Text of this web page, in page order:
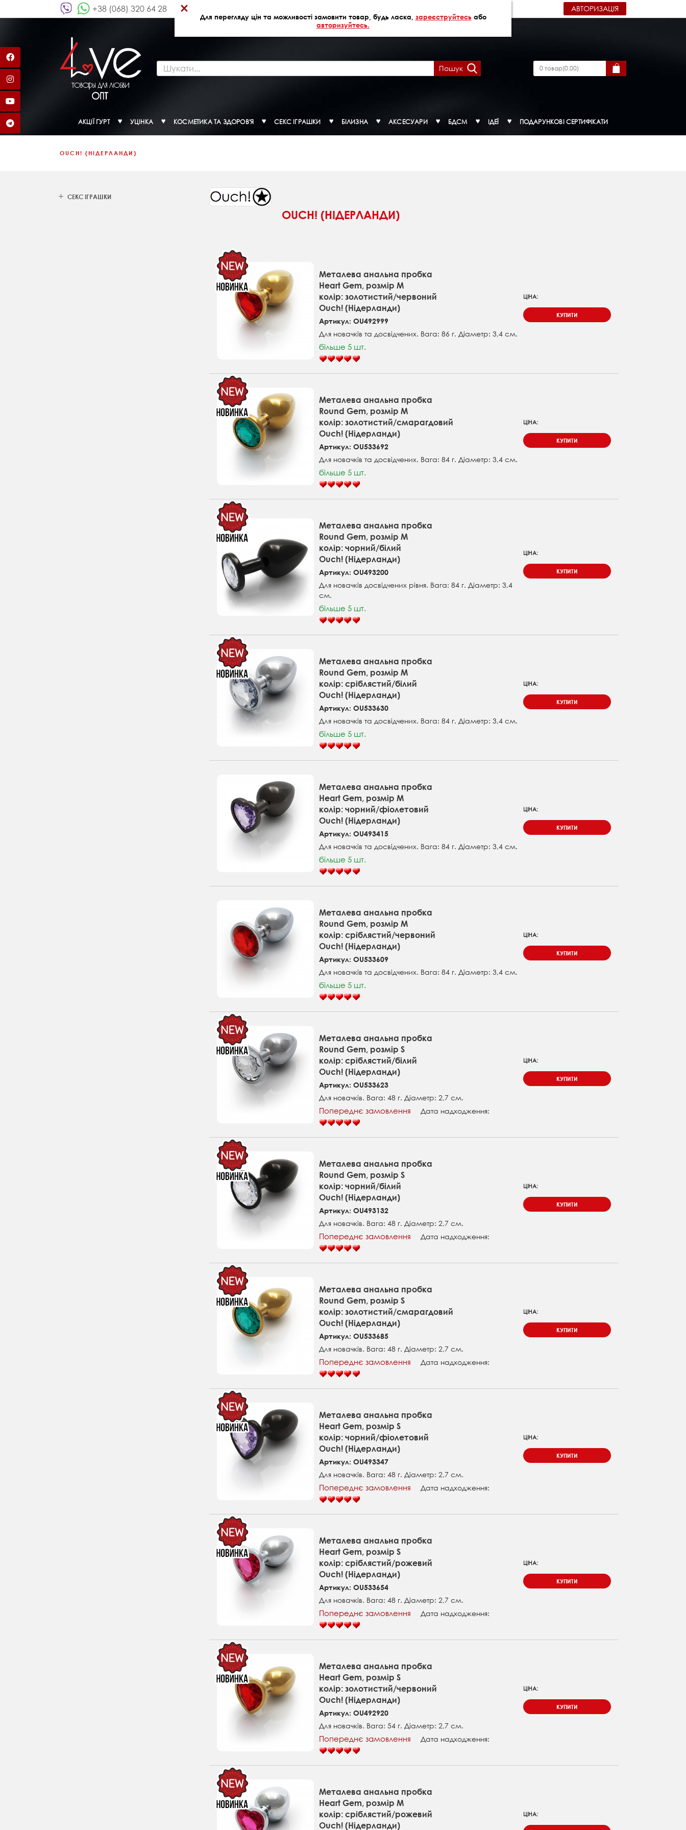
Для перегляду цін та можливості замовити товар, будь ласка, зареєструйтесьабо
авторизуйтесь.
×
+38 (068) 320 64 28 АВТОРИЗАЦІЯ
Пошук 0товар(0.00)
АКЦІЇ ГУРТ УЦІНКА КОСМЕТИКА ТА ЗДОРОВ'Я СЕКС ІГРАШКИ БІЛИЗНА АКСЕСУАРИ БДСМ ІДЕЇ ПОДАРУНКОВІ СЕРТИФІКАТИ
OUCH! (НІДЕРЛАНДИ)
СЕКС ІГРАШКИ
OUCH! (НІДЕРЛАНДИ)
Металева анальна пробка
Heart Gem, розмір M
колір: золотистий/червоний
Ouch! (Нідерланди)
Артикул: OU492999
Для новачків та досвідчених. Вага: 86 г. Діаметр: 3,4 см.
більше 5 шт.
ЦІНА:
КУПИТИ
Металева анальна пробка
Round Gem, розмір М
колір: золотистий/смарагдовий
Ouch! (Нідерланди)
Артикул: OU533692
Для новачків та досвідчених. Вага: 84 г. Діаметр: 3,4 см.
більше 5 шт.
ЦІНА:
КУПИТИ
Металева анальна пробка
Round Gem, розмір М
колір: чорний/білий
Ouch! (Нідерланди)
Артикул: OU493200
Для новачків досвідчених рівня. Вага: 84 г. Діаметр: 3,4
см.
більше 5 шт.
ЦІНА:
КУПИТИ
Металева анальна пробка
Round Gem, розмір М
колір: сріблястий/білий
Ouch! (Нідерланди)
Артикул: OU533630
Для новачків та досвідчених. Вага: 84 г. Діаметр: 3,4 см.
більше 5 шт.
ЦІНА:
КУПИТИ
Металева анальна пробка
Heart Gem, розмір M
колір: чорний/фіолетовий
Ouch! (Нідерланди)
Артикул: OU493415
Для новачків та досвідчених. Вага: 84 г. Діаметр: 3,4 см.
більше 5 шт.
ЦІНА:
КУПИТИ
Металева анальна пробка
Round Gem, розмір М
колір: сріблястий/червоний
Ouch! (Нідерланди)
Артикул: OU533609
Для новачків та досвідчених. Вага: 84 г. Діаметр: 3,4 см.
більше 5 шт.
ЦІНА:
КУПИТИ
Металева анальна пробка
Round Gem, розмір S
колір: сріблястий/білий
Ouch! (Нідерланди)
Артикул: OU533623
Для новачків. Вага: 48 г. Діаметр: 2,7 см.
Попереднє замовлення Дата надходження:
ЦІНА:
КУПИТИ
Металева анальна пробка
Round Gem, розмір S
колір: чорний/білий
Ouch! (Нідерланди)
Артикул: OU493132
Для новачків. Вага: 48 г. Діаметр: 2,7 см.
Попереднє замовлення Дата надходження:
ЦІНА:
КУПИТИ
Металева анальна пробка
Round Gem, розмір S
колір: золотистий/смарагдовий
Ouch! (Нідерланди)
Артикул: OU533685
Для новачків. Вага: 48 г. Діаметр: 2,7 см.
Попереднє замовлення Дата надходження:
ЦІНА:
КУПИТИ
Металева анальна пробка
Heart Gem, розмір S
колір: чорний/фіолетовий
Ouch! (Нідерланди)
Артикул: OU493347
Для новачків. Вага: 48 г. Діаметр: 2,7 см.
Попереднє замовлення Дата надходження:
ЦІНА:
КУПИТИ
Металева анальна пробка
Heart Gem, розмір S
колір: сріблястий/рожевий
Ouch! (Нідерланди)
Артикул: OU533654
Для новачків. Вага: 48 г. Діаметр: 2,7 см.
Попереднє замовлення Дата надходження:
ЦІНА:
КУПИТИ
Металева анальна пробка
Heart Gem, розмір S
колір: золотистий/червоний
Ouch! (Нідерланди)
Артикул: OU492920
Для новачків. Вага: 54 г. Діаметр: 2,7 см.
Попереднє замовлення Дата надходження:
ЦІНА:
КУПИТИ
Металева анальна пробка
Heart Gem, розмір M
колір: сріблястий/рожевий
Ouch! (Нідерланди)
ЦІНА: